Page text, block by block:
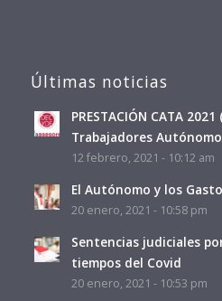
Últimas noticias
PRESTACIÓN CATA
Trabajadores
12 febrero, 2021 - 10:12 am
El Autónomo y los
20 enero, 2021 - 10:58 pm
Sentencias judiciales
tiempos del Covid
20 enero, 2021 - 10:53 pm